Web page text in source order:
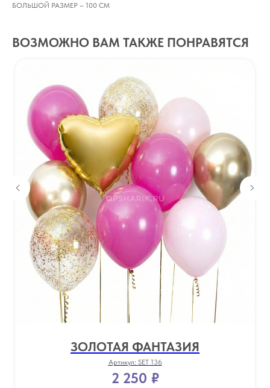
БОЛЬШОЙ РАЗМЕР – 100 СМ
ВОЗМОЖНО ВАМ ТАКЖЕ ПОНРАВЯТСЯ
ЗОЛОТАЯ ФАНТАЗИЯ
Артикул: SET 136
2 250 ₽